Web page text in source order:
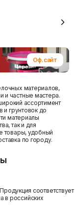
Оф.сайт
материалов,
и частные мастера.
ассортимент
и грунтовок до
материалы
так и для
товары, удобный
по городу.
Продукция соответствует
в российских